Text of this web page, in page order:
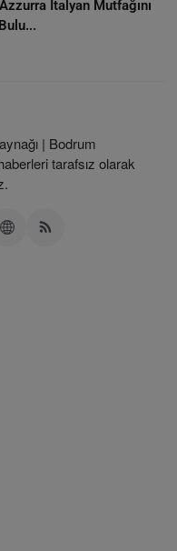
İtalyan Mutfağını
| Bodrum
tarafsız olarak